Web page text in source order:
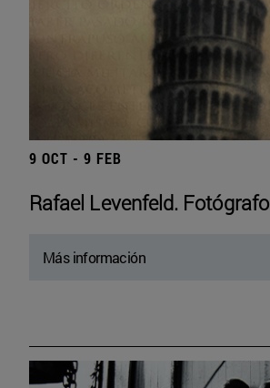
9 OCT - 9 FEB
Rafael Levenfeld. Fotógrafo
Más información